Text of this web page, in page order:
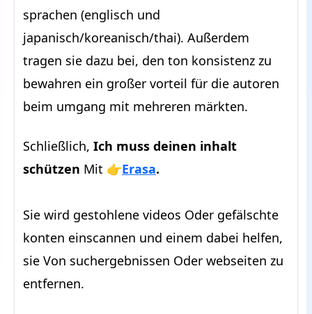
sprachen (englisch und
japanisch/koreanisch/thai). Außerdem
tragen sie dazu bei, den ton konsistenz zu
bewahren ein großer vorteil für die autoren
beim umgang mit mehreren märkten.
Schließlich, Ich muss deinen inhalt
schützen Mit 👉Erasa.
Sie wird gestohlene videos Oder gefälschte
konten einscannen und einem dabei helfen,
sie Von suchergebnissen Oder webseiten zu
entfernen.